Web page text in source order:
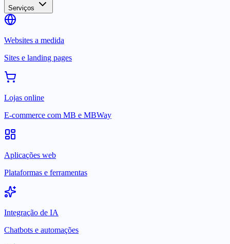
Serviços
Websites a medida
Sites e landing pages
Lojas online
E-commerce com MB e MBWay
Aplicações web
Plataformas e ferramentas
Integração de IA
Chatbots e automações